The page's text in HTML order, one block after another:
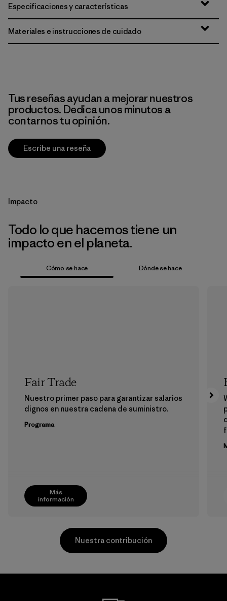
Especificaciones y características
Materiales e instrucciones de cuidado
Tus reseñas ayudan a mejorar nuestros
productos. Dedica unos minutos a
contarnos tu opinión.
Escribe una reseña
Impacto
Todo lo que hacemos tiene un
impacto en el planeta.
Cómo se hace Dónde se hace
Más
información
Fair Trade
Nuestro primer paso para garantizar salarios
dignos en nuestra cadena de suministro.
Programa
Nuestra contribución